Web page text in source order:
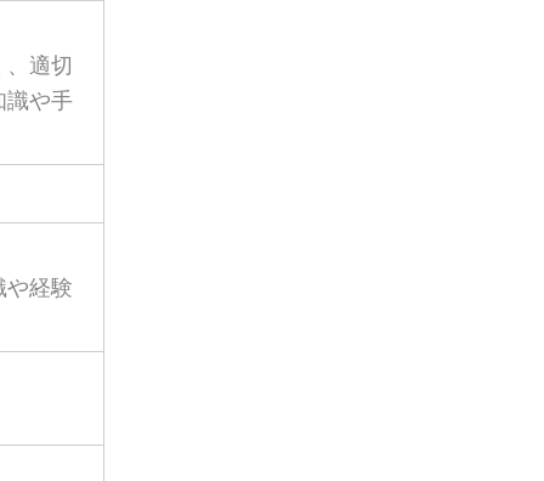
適切
識や手
や経験